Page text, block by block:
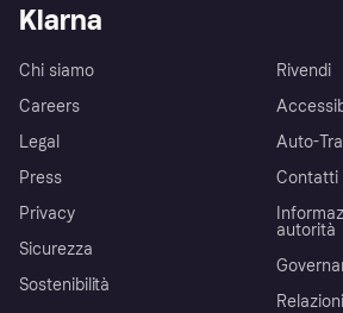
Klarna
Chi siamo
Careers
Legal
Press
Privacy
Sicurezza
Sostenibilità
Rivendi
Auto-
Contatti
autorità